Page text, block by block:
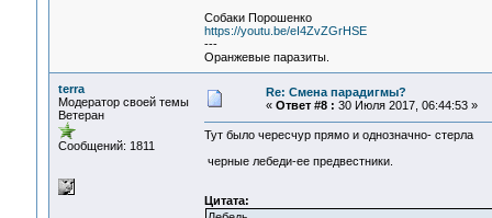
Собаки Порошенко
https://youtu.be/eI4ZvZGrHSE
---
Оранжевые паразиты.
terra
Модератор своей темы
Ветеран
Сообщений: 1811
Re: Смена парадигмы?
« Ответ #8 : 30 Июля 2017, 06:44:53 »
Тут было чересчур прямо и однозначно- стерла
черные лебеди-ее предвестники.
Цитата: